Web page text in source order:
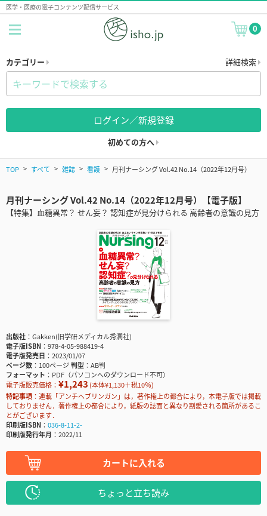
医学・医療の電子コンテンツ配信サービス
0
カテゴリー 詳細検索
ログイン／新規登録
初めての方へ
TOP すべて 雑誌 看護 月刊ナーシング Vol.42 No.14（2022年12月号）
月刊ナーシング Vol.42 No.14（2022年12月号）【電子版】
【特集】血糖異常？ せん妄？ 認知症が見分けられる 高齢者の意識の見方
出版社
Gakken(旧学研メディカル秀潤社)
電子版ISBN
978-4-05-988419-4
電子版発売日
2023/01/07
ページ数
100ページ判型
AB判
フォーマット
PDF（パソコンへのダウンロード不可）
電子版販売価格： ¥1,243 (本体¥1,130＋税10％)
特記事項
連載「アンチヘブリンガン」は，著作権上の都合により，本電子版では掲載
しておりません．著作権上の都合により，紙版の誌面と異なり割愛される箇所があるこ
とがございます．
印刷版ISBN
036-8-11-2-
印刷版発行年月
2022/11
カートに入れる
ちょっと立ち読み